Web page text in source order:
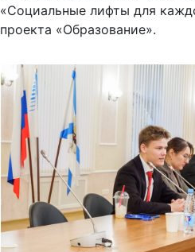
«Социальные лифты для
проекта «Образование».